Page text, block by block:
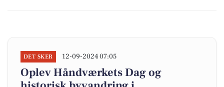
DET SKER 12-09-2024 07:05
Oplev Håndværkets Dag og